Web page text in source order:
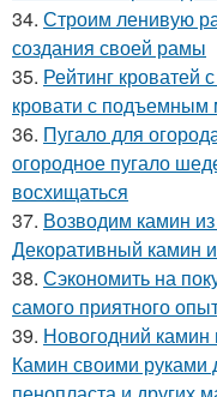
34. Строим ленивую
создания своей рамы
35. Рейтинг
кровати с
36. Пугало для
огородное пугало
восхищаться
37. Возводим камин
Декоративный камин
38. Сэкономить на
самого приятного
39. Новогодний камин
Камин своими руками